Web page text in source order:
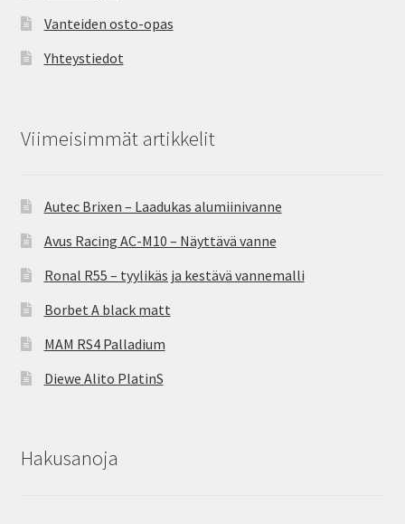
Vanteiden osto-opas
Yhteystiedot
Viimeisimmät artikkelit
Autec Brixen – Laadukas alumiinivanne
Avus Racing AC-M10 – Näyttävä vanne
Ronal R55 – tyylikäs ja kestävä vannemalli
Borbet A black matt
MAM RS4 Palladium
Diewe Alito PlatinS
Hakusanoja